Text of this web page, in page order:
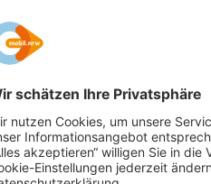
ein.
z.B. in der
in vie­len
auch auf Chip­kar­te an.